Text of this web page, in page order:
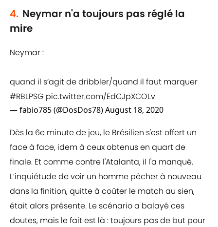
4. Neymar n'a toujours pas réglé la
mire
Neymar :
quand il s’agit de dribbler/quand il faut marquer
#RBLPSG pic.twitter.com/EdCJpXCOLv
— fabio785 (@DosDos78)August 18, 2020
Dès la 6e minute de jeu, le Brésilien s'est offert un
face à face, idem à ceux obtenus en quart de
finale. Et comme contre l'Atalanta, il l'a manqué.
L’inquiétude de voir un homme pêcher à nouveau
dans la finition, quitte à coûter le match au sien,
était alors présente. Le scénario a balayé ces
doutes, mais le fait est là : toujours pas de but pour